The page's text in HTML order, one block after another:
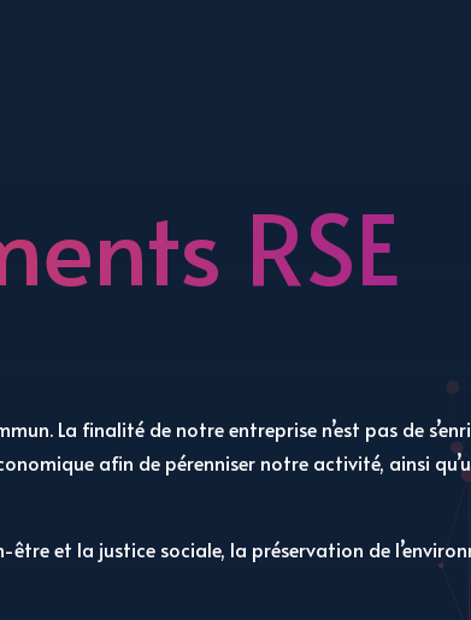
RSE
La finalité de notre entreprise n’est pas de
afin de pérenniser notre activité, ainsi
être et la justice sociale, la préservation de